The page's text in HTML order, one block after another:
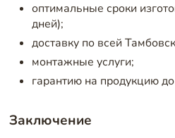
оптимальные сроки
дней);
доставку по всей
монтажные услуги;
гарантию на продукцию
Заключение